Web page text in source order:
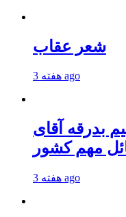
شعر عقاب
3 هفته ago
بدرقه آقای
مهم کشور
3 هفته ago